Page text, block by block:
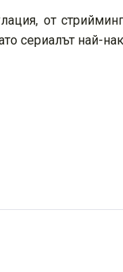
от
сериалът най-